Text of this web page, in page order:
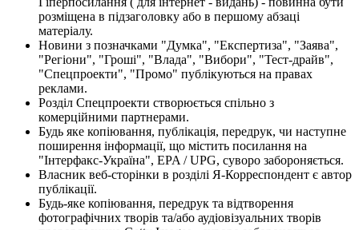
розміщена в підзаголовку або в першому абзаці
матеріалу.
Новини з позначками "Думка", "Експертиза", "Заява",
"Регіони", "Гроші", "Влада", "Вибори", "Тест-драйв",
"Спецпроекти", "Промо" публікуються на правах
реклами.
Розділ Спецпроекти створюється спільно з
комерційними партнерами.
Будь яке копіювання, публікація, передрук, чи наступне
поширення інформації, що містить посилання на
"Інтерфакс-Україна", EPA / UPG, суворо забороняється.
Власник веб-сторінки в розділі Я-Корреспондент є автор
публікації.
Будь-яке копіювання, передрук та відтворення
фотографічних творів та/або аудіовізуальних творів